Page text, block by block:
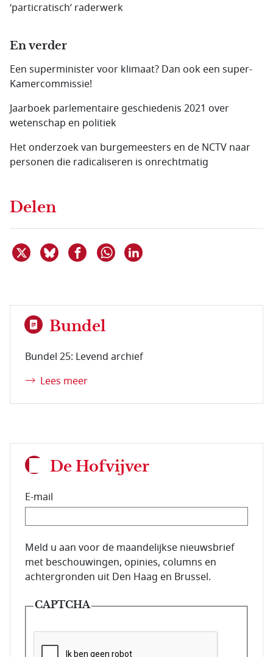
‘particratisch’ raderwerk
En verder
Een superminister voor klimaat? Dan ook een super-
Kamercommissie!
Jaarboek parlementaire geschiedenis 2021 over
wetenschap en politiek
Het onderzoek van burgemeesters en de NCTV naar
personen die radicaliseren is onrechtmatig
Delen
Deel dit item op X
Deel dit item op Bluesky
Deel dit item op Facebook
Delen via WhatsApp
Bundel
Bundel 25: Levend archief
Lees meer
De Hofvijver
E-mail
E-mailadres van de abonnee.
Meld u aan voor de maandelijkse nieuwsbrief
met beschouwingen, opinies, columns en
achtergronden uit Den Haag en Brussel.
CAPTCHA